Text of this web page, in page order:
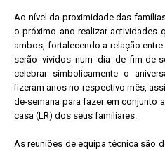
Ao nível da proximidade das
o próximo ano realizar actividades
ambos, fortalecendo a relação
serão vividos num dia de fim-de-
celebrar simbolicamente o
fizeram anos no respectivo mês,
de-semana para fazer em conjunto
casa (LR) dos seus familiares.
As reuniões de equipa técnica são